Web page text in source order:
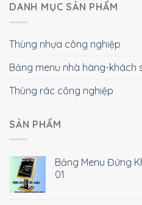
DANH MỤC SẢN PHẨM
Thùng nhựa công nghiệp
Bảng menu nhà hàng-khách
Thùng rác công nghiệp
SẢN PHẨM
Bảng Menu Đứng
01